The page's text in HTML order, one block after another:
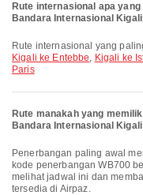
Rute internasional apa
Bandara Internasional
Rute internasional yang
Kigali ke Entebbe, Kigali ke
Paris
Rute manakah yang
Bandara Internasional
Penerbangan paling awal menuju Cincinnati dengan RwandAir dengan
kode penerbangan WB700
melihat jadwal ini dan
tersedia di Airpaz.